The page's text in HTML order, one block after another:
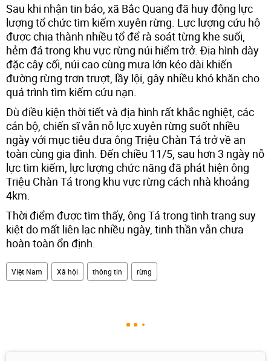
Sau khi nhận tin báo, xã Bắc Quang đã huy động lực
lượng tổ chức tìm kiếm xuyên rừng. Lực lượng cứu hộ
được chia thành nhiều tổ để rà soát từng khe suối,
hẻm đá trong khu vực rừng núi hiểm trở. Địa hình dày
đặc cây cối, núi cao cùng mưa lớn kéo dài khiến
đường rừng trơn trượt, lầy lội, gây nhiều khó khăn cho
quá trình tìm kiếm cứu nạn.
Dù điều kiện thời tiết và địa hình rất khắc nghiệt, các
cán bộ, chiến sĩ vẫn nỗ lực xuyên rừng suốt nhiều
ngày với mục tiêu đưa ông Triệu Chàn Tá trở về an
toàn cùng gia đình. Đến chiều 11/5, sau hơn 3 ngày nỗ
lực tìm kiếm, lực lượng chức năng đã phát hiện ông
Triệu Chàn Tá trong khu vực rừng cách nhà khoảng
4km.
Thời điểm được tìm thấy, ông Tá trong tình trạng suy
kiệt do mất liên lạc nhiều ngày, tinh thần vẫn chưa
hoàn toàn ổn định.
Việt Nam Xã hội thông tin rừng